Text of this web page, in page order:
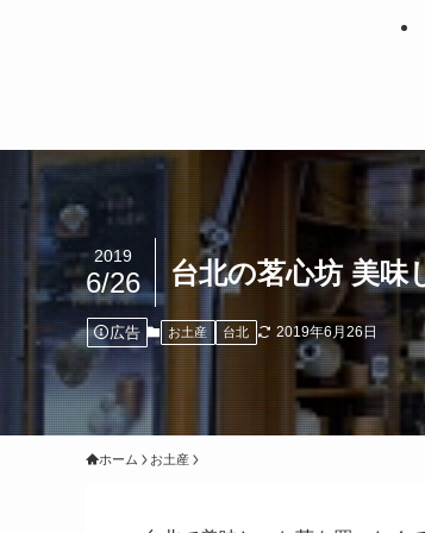
台北の茗心坊 美味
2019
6/26
広告 お土産 台北 2019年6月26日
ホーム お土産